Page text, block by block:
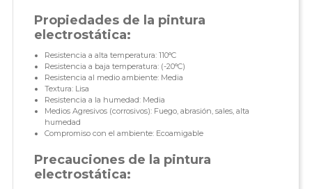
Propiedades de la pintura
electrostática:
Resistencia a alta temperatura: 110°C
Resistencia a baja temperatura: (-20°C)
Resistencia al medio ambiente: Media
Textura: Lisa
Resistencia a la humedad: Media
Medios Agresivos (corrosivos): Fuego, abrasión, sales, alta
humedad
Compromiso con el ambiente: Ecoamigable
Precauciones de la pintura
electrostática: